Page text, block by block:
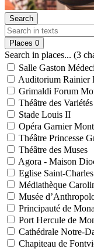
Search
Places 0
Search in places... (3
Salle Gaston
Auditorium Rainier
Grimaldi Forum
Théâtre des Variétés
Stade Louis II
Opéra Garnier
Théâtre Princesse
Théâtre des Muses
Agora - Maison
Eglise Saint-Charles
Médiathèque
Musée
Principauté de
Port Hercule de
Cathédrale Notre-
Chapiteau de